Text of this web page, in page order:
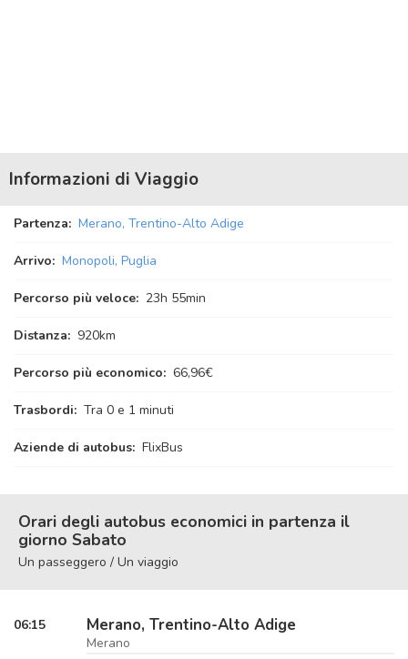
Informazioni di Viaggio
Partenza: Merano, Trentino-Alto Adige
Arrivo: Monopoli, Puglia
Percorso più veloce: 23h 55min
Distanza: 920km
Percorso più economico: 66,96€
Trasbordi: Tra 0 e 1 minuti
Aziende di autobus: FlixBus
Orari degli autobus economici in partenza il
giorno Sabato
Un passeggero / Un viaggio
06:15 Merano, Trentino-Alto Adige
Merano